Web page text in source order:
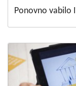
Ponovno vabilo